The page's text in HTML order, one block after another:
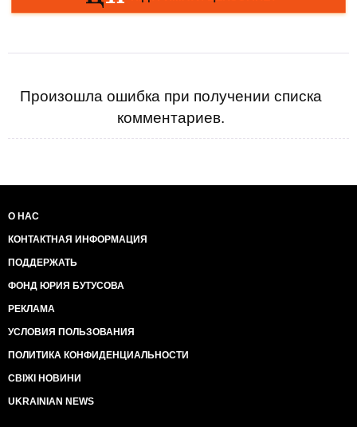
Произошла ошибка при получении списка
комментариев.
О НАС
КОНТАКТНАЯ ИНФОРМАЦИЯ
ПОДДЕРЖАТЬ
ФОНД ЮРИЯ БУТУСОВА
РЕКЛАМА
УСЛОВИЯ ПОЛЬЗОВАНИЯ
ПОЛИТИКА КОНФИДЕНЦИАЛЬНОСТИ
СВІЖІ НОВИНИ
UKRAINIAN NEWS